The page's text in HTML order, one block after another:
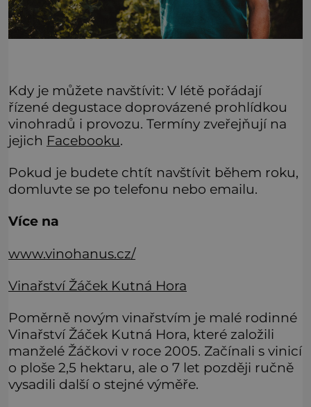
Kdy je můžete navštívit: V létě pořádají
řízené degustace doprovázené prohlídkou
vinohradů i provozu. Termíny zveřejňují na
jejich Facebooku.
Pokud je budete chtít navštívit během roku,
domluvte se po telefonu nebo emailu.
Více na
www.vinohanus.cz/
Vinařství Žáček Kutná Hora
Poměrně novým vinařstvím je malé rodinné
Vinařství Žáček Kutná Hora, které založili
manželé Žáčkovi v roce 2005. Začínali s vinicí
o ploše 2,5 hektaru, ale o 7 let později ručně
vysadili další o stejné výměře.